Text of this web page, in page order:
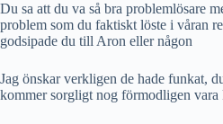
Du sa att du va så bra problemlösare
problem som du faktiskt löste i våran
godsipade du till Aron eller någon
Jag önskar verkligen de hade funkat,
kommer sorgligt nog förmodligen